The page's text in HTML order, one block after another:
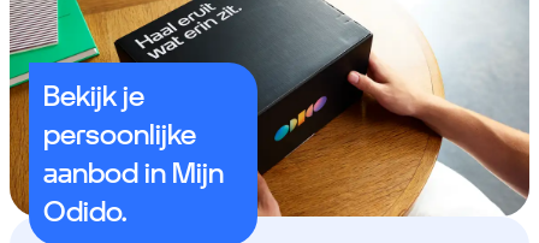
Bekijk je
persoonlijke
aanbod in Mijn
Odido.